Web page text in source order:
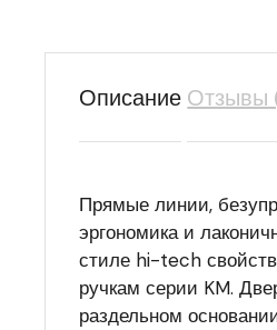
Описание Отзывы
Прямые линии,
эргономика и
стиле hi-tech
ручкам серии KM.
раздельном